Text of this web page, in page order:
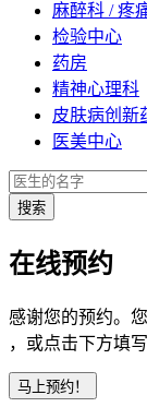
麻醉科 / 疼
检验中心
药房
精神心理科
皮肤病创新
医美中心
在线预约
感谢您的预约。
，或点击下方填